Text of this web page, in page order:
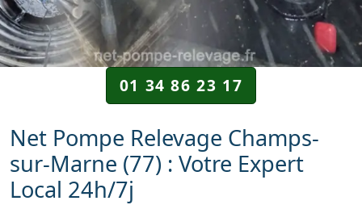
01 34 86 23 17
Net Pompe Relevage Champs-
sur-Marne (77) : Votre Expert
Local 24h/7j